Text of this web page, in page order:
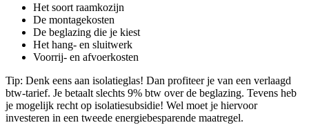
Het soort raamkozijn
De montagekosten
De beglazing die je kiest
Het hang- en sluitwerk
Voorrij- en afvoerkosten
Tip: Denk eens aan isolatieglas! Dan profiteer je van een verlaagd
btw-tarief. Je betaalt slechts 9% btw over de beglazing. Tevens heb
je mogelijk recht op isolatiesubsidie! Wel moet je hiervoor
investeren in een tweede energiebesparende maatregel.